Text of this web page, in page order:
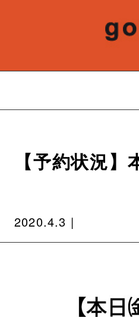
【予約状況
2020.4.3 |